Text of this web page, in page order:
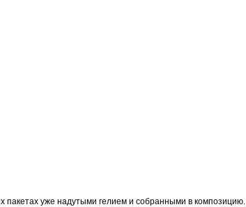
пакетах уже надутыми гелием и собранными в композицию.